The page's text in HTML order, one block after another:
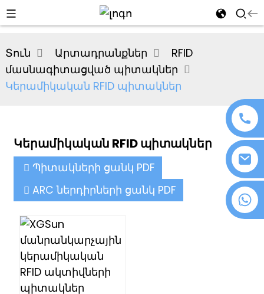
+86 18076372139
Տուն Արտադրանքներ
RFID
մասնագիտացված պիտակներ
Կերամիկական RFID պիտակներ
Կերամիկական RFID պիտակներ
Պիտակների ցանկ PDF
ARC ներդիրների ցանկ PDF